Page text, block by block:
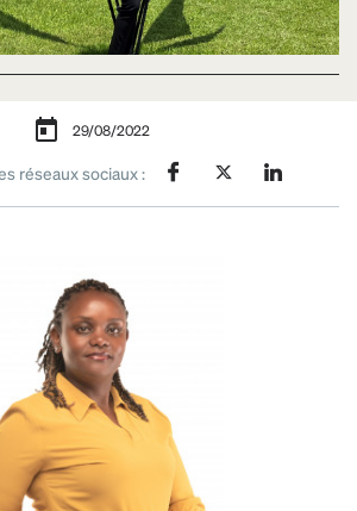
29/08/2022
réseaux sociaux :